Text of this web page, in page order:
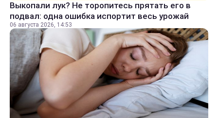
Выкопали лук? Не торопитесь прятать его в
подвал: одна ошибка испортит весь урожай
06 августа 2026, 14:53